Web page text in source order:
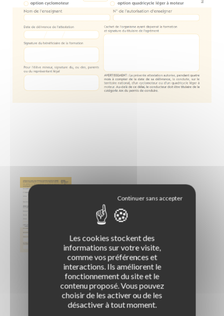
LA BOUTIQUE DES PROS
Permis B / Conduite accompagnée
Remorque
Post-permis / Prévention
Titre pro ECSR
Piétons / Vélo & EDPM / ASSR
LE CLUB ROUSSEAU
Qu'est-ce que le Club Rousseau ?
Pourquoi rejoindre le Club Rousseau ?
Gagner en visibilité
Être accompagné
LES SIMULATEURS
S'équiper d'un simulateur de conduite
Le simulateur voiture Oscar 2
NOTRE HISTOIRE
Une entreprise et des hommes
Les cookies stockent des
informations sur votre visite,
comme vos préférences et
interactions. Ils améliorent le
fonctionnement du site et le
contenu proposé. Vous pouvez
choisir de les activer ou de les
désactiver à tout moment.